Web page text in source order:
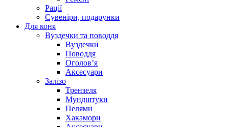
Рації
Сувеніри, подарунки
Для коня
Вуздечки та поводдя
Вуздечки
Поводдя
Оголов’я
Аксесуари
Залізо
Трензеля
Мундштуки
Пелями
Хакамори